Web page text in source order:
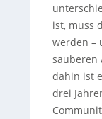
ist, muss
werden –
sauberen
dahin ist
drei